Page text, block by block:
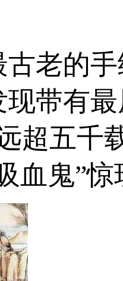
古老的
现带有
超五千
血鬼”